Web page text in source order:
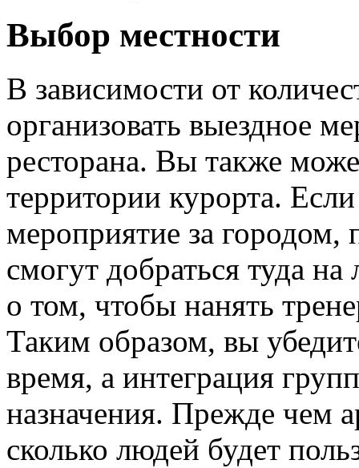
Выбор местности
В зависимости от
организовать выездное
ресторана. Вы также
территории курорта.
мероприятие за городом,
смогут добраться туда
о том, чтобы нанять
Таким образом, вы
время, а интеграция
назначения. Прежде чем
сколько людей будет